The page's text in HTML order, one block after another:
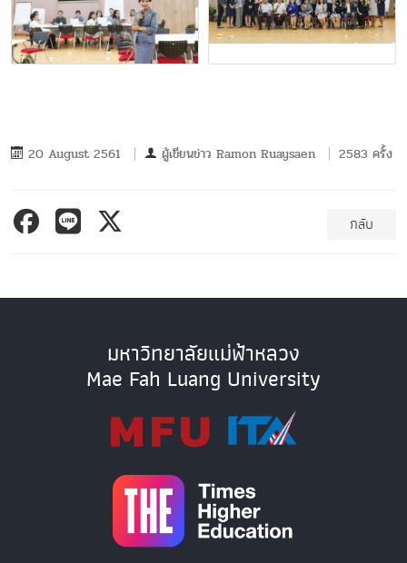
20 August 2561 ผู้เขียนข่าว Ramon Ruaysaen 2583 ครั้ง
กลับ
มหาวิทยาลัยแม่ฟ้าหลวง
Mae Fah Luang University